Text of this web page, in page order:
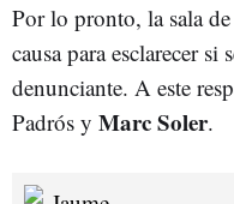
Por lo pronto, la sala
causa para esclarecer
denunciante. A este
Padrós y Marc Soler.